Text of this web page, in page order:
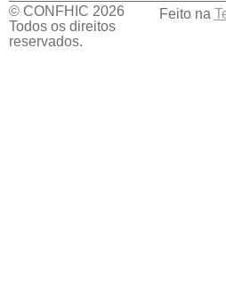
© CONFHIC 2026
Todos os direitos
reservados.
Feito na